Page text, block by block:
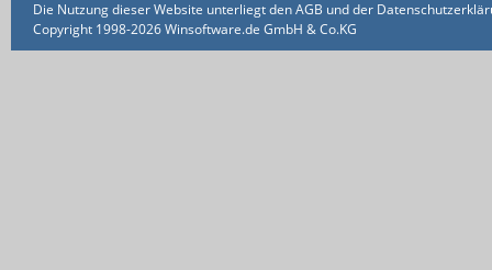
Die Nutzung dieser Website unterliegt den AGB und der
Copyright 1998-2026 Winsoftware.de GmbH & Co.KG